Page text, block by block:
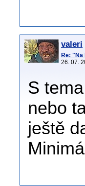
valeri
Re: "Na
26. 07.
S
nebo
ještě